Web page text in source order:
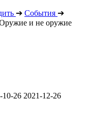
➔ События ➔
и не оружие
10-26 2021-12-26